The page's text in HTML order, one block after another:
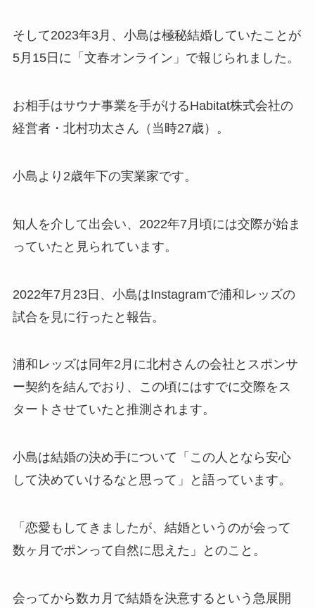
そして2023年3月、小島は極秘結婚していたことが
5月15日に「文春オンライン」で報じられました。​
お相手はサウナ事業を手がけるHabitat株式会社の
経営者・北村功太さん（当時27歳）。​
小島より2歳年下の実業家です。​
知人を介して出会い、2022年7月頃には交際が始ま
っていたと見られています。​
2022年7月23日、小島はInstagramで浦和レッズの
試合を見に行ったと報告。​
浦和レッズは同年2月に北村さんの会社とスポンサ
ー契約を結んでおり、この頃にはすでに交際をス
タートさせていたと推測されます。​
小島は結婚の決め手について「この人となら安心
して決めていけるなと思って」と語っています。​
「恋愛もしてきましたが、結婚というのが会って
数ヶ月でポンって自然に思えた」とのこと。​
会ってから数カ月で結婚を決意するという急展開